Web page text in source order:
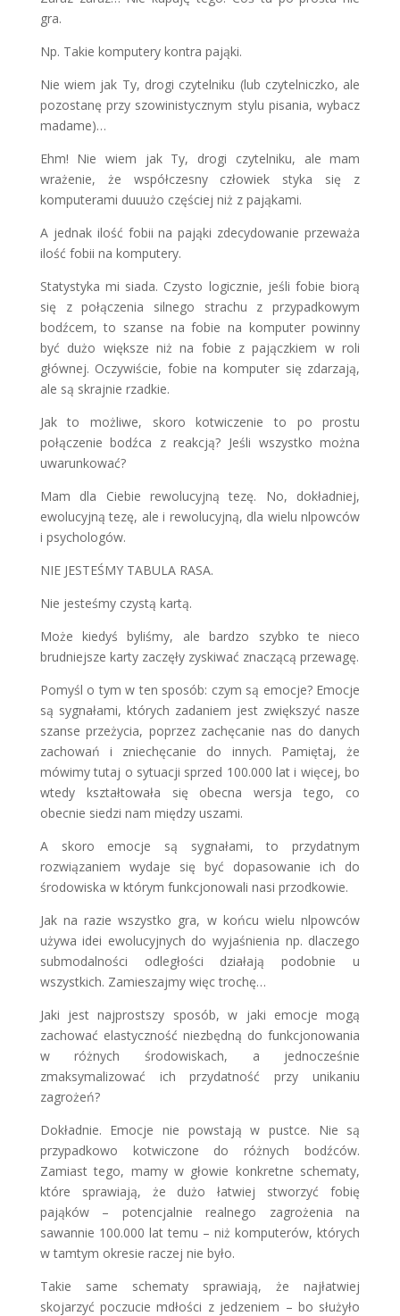
gra.
Np. Takie komputery kontra pająki.
Nie wiem jak Ty, drogi czytelniku (lub czytelniczko, ale
pozostanę przy szowinistycznym stylu pisania, wybacz
madame)…
Ehm! Nie wiem jak Ty, drogi czytelniku, ale mam
wrażenie, że współczesny człowiek styka się z
komputerami duuużo częściej niż z pająkami.
A jednak ilość fobii na pająki zdecydowanie przeważa
ilość fobii na komputery.
Statystyka mi siada. Czysto logicznie, jeśli fobie biorą
się z połączenia silnego strachu z przypadkowym
bodźcem, to szanse na fobie na komputer powinny
być dużo większe niż na fobie z pajączkiem w roli
głównej. Oczywiście, fobie na komputer się zdarzają,
ale są skrajnie rzadkie.
Jak to możliwe, skoro kotwiczenie to po prostu
połączenie bodźca z reakcją? Jeśli wszystko można
uwarunkować?
Mam dla Ciebie rewolucyjną tezę. No, dokładniej,
ewolucyjną tezę, ale i rewolucyjną, dla wielu nlpowców
i psychologów.
NIE JESTEŚMY TABULA RASA.
Nie jesteśmy czystą kartą.
Może kiedyś byliśmy, ale bardzo szybko te nieco
brudniejsze karty zaczęły zyskiwać znaczącą przewagę.
Pomyśl o tym w ten sposób: czym są emocje? Emocje
są sygnałami, których zadaniem jest zwiększyć nasze
szanse przeżycia, poprzez zachęcanie nas do danych
zachowań i zniechęcanie do innych. Pamiętaj, że
mówimy tutaj o sytuacji sprzed 100.000 lat i więcej, bo
wtedy kształtowała się obecna wersja tego, co
obecnie siedzi nam między uszami.
A skoro emocje są sygnałami, to przydatnym
rozwiązaniem wydaje się być dopasowanie ich do
środowiska w którym funkcjonowali nasi przodkowie.
Jak na razie wszystko gra, w końcu wielu nlpowców
używa idei ewolucyjnych do wyjaśnienia np. dlaczego
submodalności odległości działają podobnie u
wszystkich. Zamieszajmy więc trochę…
Jaki jest najprostszy sposób, w jaki emocje mogą
zachować elastyczność niezbędną do funkcjonowania
w różnych środowiskach, a jednocześnie
zmaksymalizować ich przydatność przy unikaniu
zagrożeń?
Dokładnie. Emocje nie powstają w pustce. Nie są
przypadkowo kotwiczone do różnych bodźców.
Zamiast tego, mamy w głowie konkretne schematy,
które sprawiają, że dużo łatwiej stworzyć fobię
pająków – potencjalnie realnego zagrożenia na
sawannie 100.000 lat temu – niż komputerów, których
w tamtym okresie raczej nie było.
Takie same schematy sprawiają, że najłatwiej
skojarzyć poczucie mdłości z jedzeniem – bo służyło